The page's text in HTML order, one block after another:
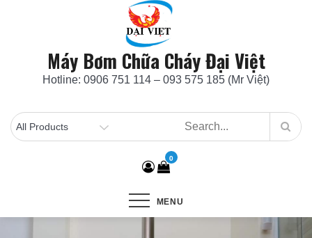
Máy Bơm Chữa Cháy Đại Việt
Hotline: 0906 751 114 – 093 575 185 (Mr Việt)
0
MENU